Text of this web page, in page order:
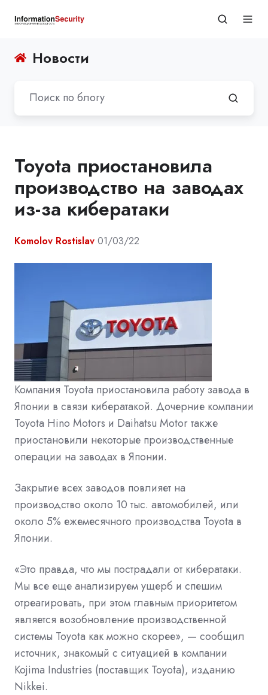
Новости
Toyota приостановила
производство на заводах
из-за кибератаки
Komolov Rostislav 01/03/22
Компания Toyota приостановила работу завода в
Японии в связи кибератакой. Дочерние компании
Toyota Hino Motors и Daihatsu Motor также
приостановили некоторые производственные
операции на заводах в Японии.
Закрытие всех заводов повлияет на
производство около 10 тыс. автомобилей, или
около 5% ежемесячного производства Toyota в
Японии.
«Это правда, что мы пострадали от кибератаки.
Мы все еще анализируем ущерб и спешим
отреагировать, при этом главным приоритетом
является возобновление производственной
системы Toyota как можно скорее», — сообщил
источник, знакомый с ситуацией в компании
Kojima Industries (поставщик Toyota), изданию
Nikkei.